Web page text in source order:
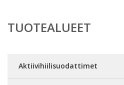
TUOTEALUEET
Aktiivihiilisuodattimet